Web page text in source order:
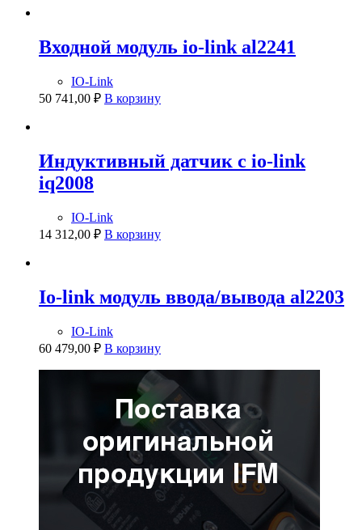
Входной модуль io-link al2241
IO-Link
50 741,00 ₽ В корзину
Индуктивный датчик с io-link
iq2008
IO-Link
14 312,00 ₽ В корзину
Io-link модуль ввода/вывода al2203
IO-Link
60 479,00 ₽ В корзину